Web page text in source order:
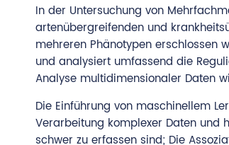
In der Untersuchung von
artenübergreifenden und
mehreren Phänotypen erschlossen
und analysiert umfassend die
Analyse multidimensionaler Daten
Die Einführung von maschinellem
Verarbeitung komplexer Daten und
schwer zu erfassen sind; Die